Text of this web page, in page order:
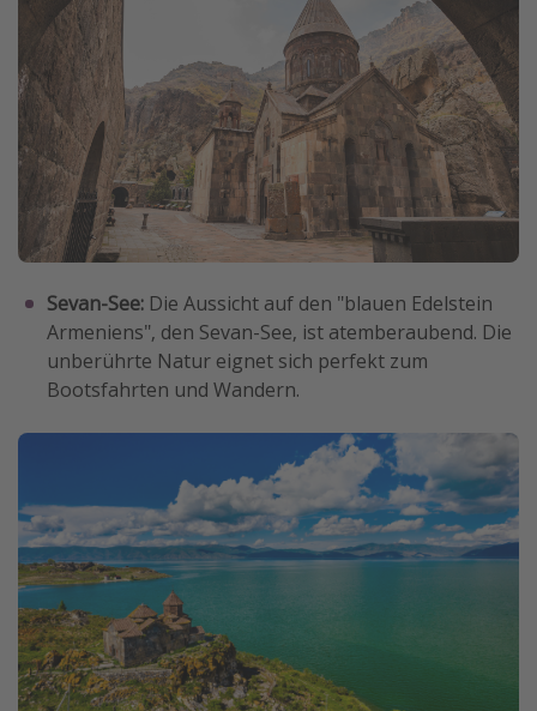
Sevan-See: Die Aussicht auf den "blauen Edelstein
Armeniens", den Sevan-See, ist atemberaubend. Die
unberührte Natur eignet sich perfekt zum
Bootsfahrten und Wandern.